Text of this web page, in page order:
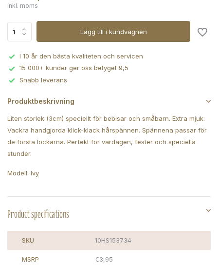
Inkl. moms
Lägg till i kundvagnen
I 10 år den bästa kvaliteten och servicen
15 000+ kunder ger oss betyget 9,5
Snabb leverans
Produktbeskrivning
Liten storlek (3cm) speciellt för bebisar och småbarn. Extra mjuk:
Vackra handgjorda klick-klack hårspännen. Spännena passar för
de första lockarna. Perfekt för vardagen, fester och speciella
stunder.
Modell: Ivy
Product specifications
SKU 10HS153734
MSRP €3,95